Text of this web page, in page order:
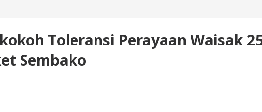
Toleransi Perayaan Waisak
Sembako